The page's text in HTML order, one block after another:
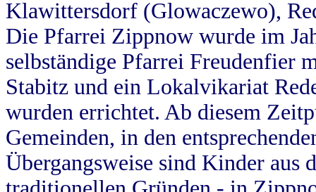
Klawittersdorf (Glowaczewo),
Die Pfarrei Zippnow wurde im
selbständige Pfarrei Freudenfier
Stabitz und ein Lokalvikariat
wurden errichtet. Ab diesem
Gemeinden, in den
Übergangsweise sind Kinder aus